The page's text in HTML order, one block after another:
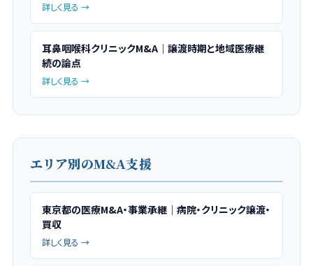
詳しく見る →
耳鼻咽喉科クリニックM&A｜譲渡時期と地域医療継
続の論点
詳しく見る →
エリア別のM&A支援
東京都の医療M&A・事業承継｜病院・クリニック譲渡・
買収
詳しく見る →